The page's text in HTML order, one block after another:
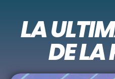
LA
DE LA